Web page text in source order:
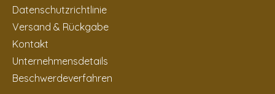
Datenschutzrichtlinie
Versand & Rückgabe
Kontakt
Unternehmensdetails
Beschwerdeverfahren